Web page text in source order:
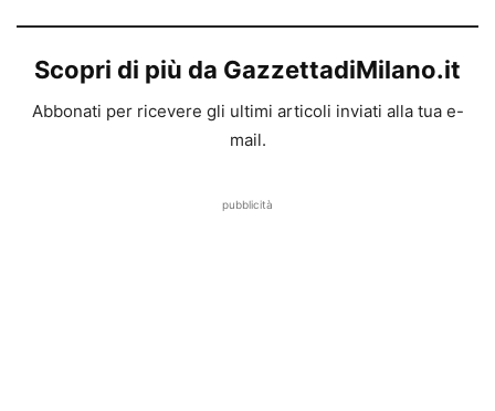
Scopri di più da GazzettadiMilano.it
Abbonati per ricevere gli ultimi articoli inviati alla tua e-
mail.
pubblicità